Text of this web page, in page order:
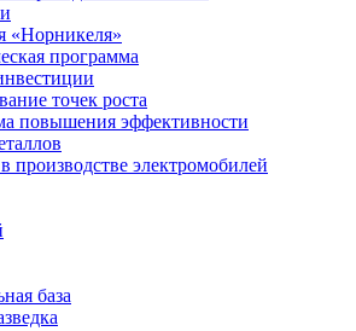
«Норникеля»
программа
точек роста
повышения эффективности
производстве электромобилей
база